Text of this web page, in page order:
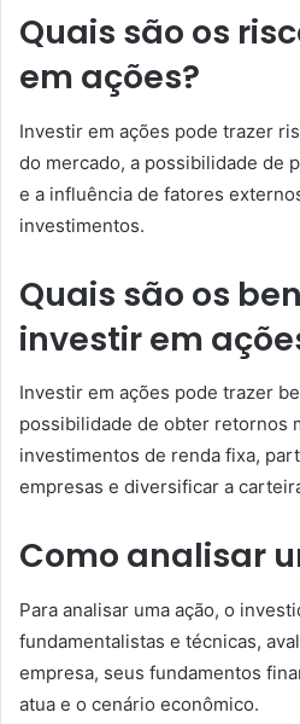
Quais são os
em ações?
Investir em ações pode trazer
do mercado, a possibilidade de
e a influência de fatores
investimentos.
Quais são os
investir em
Investir em ações pode trazer
possibilidade de obter retornos
investimentos de renda fixa,
empresas e diversificar a
Como analisar
Para analisar uma ação, o
fundamentalistas e técnicas,
empresa, seus fundamentos
atua e o cenário econômico.